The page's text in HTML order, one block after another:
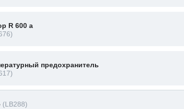
R 600 a
предохранитель
(LB288)